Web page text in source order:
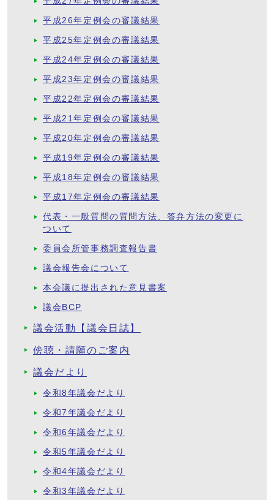
平成26年定例会の審議結果
平成25年定例会の審議結果
平成24年定例会の審議結果
平成23年定例会の審議結果
平成22年定例会の審議結果
平成21年定例会の審議結果
平成20年定例会の審議結果
平成19年定例会の審議結果
平成18年定例会の審議結果
平成17年定例会の審議結果
代表・一般質問の質問方法、答弁方法の変更に
ついて
委員会所管事務調査報告書
議会報告会について
本会議に提出された意見書案
議会BCP
議会活動【議会日誌】
傍聴・請願のご案内
議会だより
令和8年議会だより
令和7年議会だより
令和6年議会だより
令和5年議会だより
令和4年議会だより
令和3年議会だより